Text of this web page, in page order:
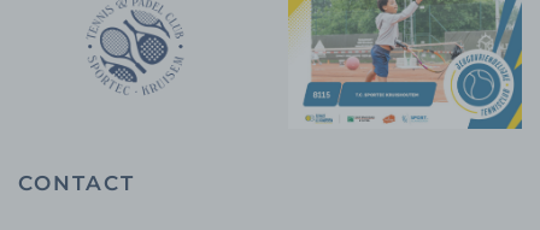
CONTACT